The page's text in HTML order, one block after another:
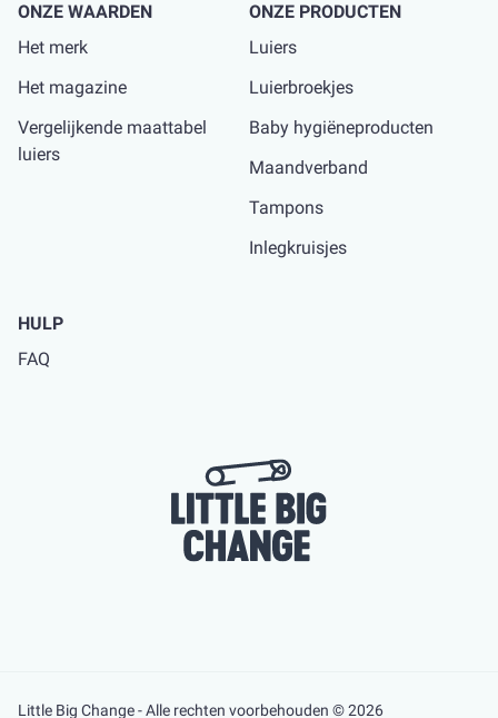
ONZE WAARDEN
Het merk
Het magazine
Vergelijkende maattabel
luiers
ONZE PRODUCTEN
Luiers
Luierbroekjes
Baby hygiëneproducten
Maandverband
Tampons
Inlegkruisjes
HULP
FAQ
Little Big Change - Alle rechten voorbehouden © 2026